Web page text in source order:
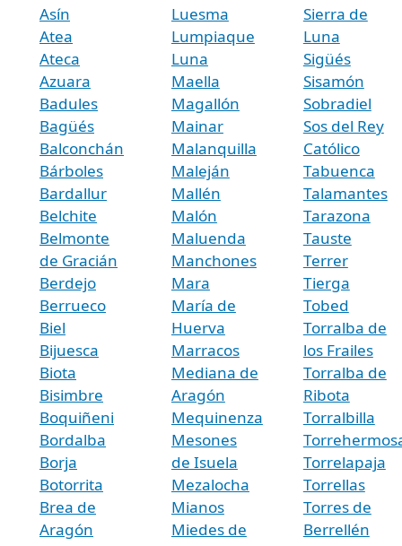
Asín
Atea
Ateca
Azuara
Badules
Bagüés
Balconchán
Bárboles
Bardallur
Belchite
Belmonte
de Gracián
Berdejo
Berrueco
Biel
Bijuesca
Biota
Bisimbre
Boquiñeni
Bordalba
Borja
Botorrita
Brea de
Aragón
Luesma
Lumpiaque
Luna
Maella
Magallón
Mainar
Malanquilla
Maleján
Mallén
Malón
Maluenda
Manchones
Mara
María de
Huerva
Marracos
Mediana de
Aragón
Mequinenza
Mesones
de Isuela
Mezalocha
Mianos
Miedes de
Sierra de
Luna
Sigüés
Sisamón
Sobradiel
Sos del Rey
Católico
Tabuenca
Talamantes
Tarazona
Tauste
Terrer
Tierga
Tobed
Torralba de
los Frailes
Torralba de
Ribota
Torralbilla
Torrelapaja
Torrellas
Torres de
Berrellén